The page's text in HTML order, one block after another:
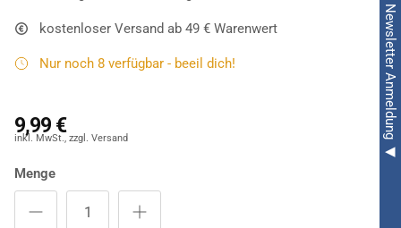
sind dieDornen, an denen sich aber niemand stechen kann.
Das schwarze Band ist größenverstellbar und somit für viele
kostenloser Versand ab 49 € Warenwert
Nur noch 8 verfügbar - beeil dich!
9,99 €
Menge